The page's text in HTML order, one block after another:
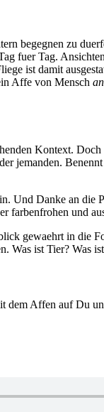
begegnen zu
fuer Tag.
ist damit
Affe von Mensch
Kontext.
jemanden.
Und Danke an die
farbenfrohen und
gewaehrt in die
Was ist Tier? Was
dem Affen auf Du